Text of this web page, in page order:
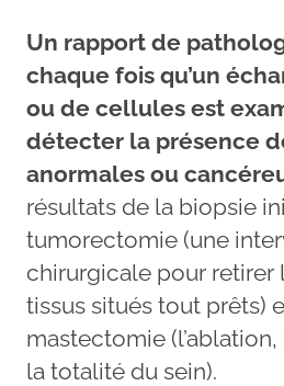
Un rapport de
chaque fois qu’un
ou de cellules est
détecter la présence
anormales ou
résultats de la biopsie
tumorectomie (une
chirurgicale pour retirer
tissus situés tout prêts)
mastectomie
la totalité du sein).